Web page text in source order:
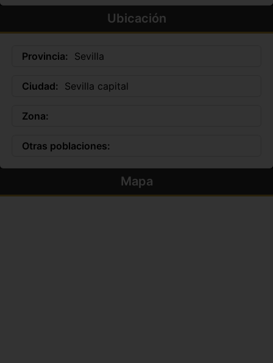
Ubicación
Provincia: Sevilla
Ciudad: Sevilla capital
Zona:
Otras poblaciones:
Mapa